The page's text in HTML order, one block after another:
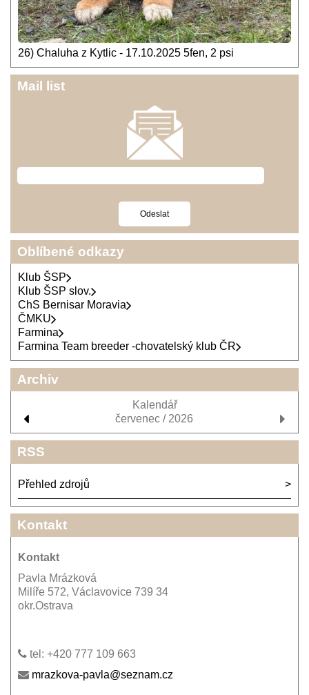
26) Chaluha z Kytlic - 17.10.2025 5fen, 2 psi
Mail list
Oblíbené odkazy
Klub ŠSP
Klub ŠSP slov.
ChS Bernisar Moravia
ČMKU
Farmina
Farmina Team breeder -chovatelský klub ČR
Archiv
Kalendář
červenec / 2026
RSS
Přehled zdrojů
Kontakt
Kontakt
Pavla Mrázková
Milíře 572, Václavovice 739 34
okr.Ostrava
tel: +420 777 109 663
mrazkova-pavla@seznam.cz